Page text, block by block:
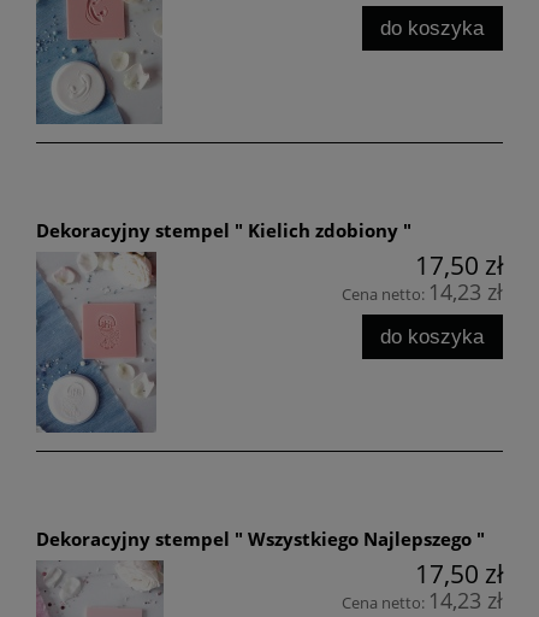
do koszyka
Dekoracyjny stempel " Kielich zdobiony "
17,50 zł
Cena netto: 14,23 zł
do koszyka
Dekoracyjny stempel " Wszystkiego Najlepszego "
17,50 zł
Cena netto: 14,23 zł